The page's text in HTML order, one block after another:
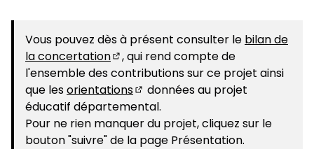
Vous pouvez dès à présent consulter le bilan de
la concertation
(S'ouvre dans un nouvel onglet)
, qui rend compte de
l'ensemble des contributions sur ce projet ainsi
que lesorientations
(S'ouvre dans un nouvel onglet)
données au projet
éducatif départemental.
Pour ne rien manquer du projet, cliquez sur le
bouton "suivre" de la page Présentation.